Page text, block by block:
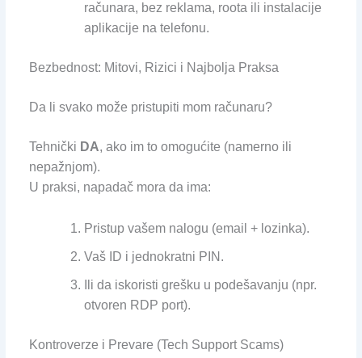
računara, bez reklama, roota ili instalacije
aplikacije na telefonu.
Bezbednost: Mitovi, Rizici i Najbolja Praksa
Da li svako može pristupiti mom računaru?
Tehnički DA, ako im to omogućite (namerno ili
nepažnjom).
U praksi, napadač mora da ima:
Pristup vašem nalogu (email + lozinka).
Vaš ID i jednokratni PIN.
Ili da iskoristi grešku u podešavanju (npr.
otvoren RDP port).
Kontroverze i Prevare (Tech Support Scams)